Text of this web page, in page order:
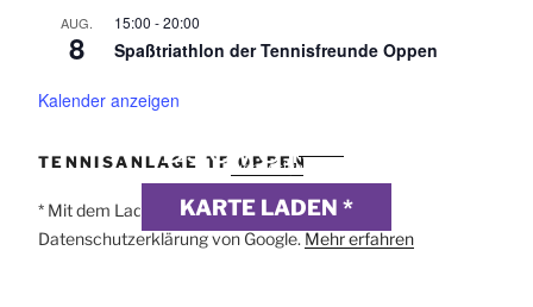
AUG.
8
15:00 -20:00
Spaßtriathlon der Tennisfreunde Oppen
Kalender anzeigen
TENNISANLAGE TF OPPEN
DSGVO MAP
KARTE LADEN *
webdesign
* Mit dem Laden der Karte akzeptierst du die
Datenschutzerklärung von Google. Mehr erfahren